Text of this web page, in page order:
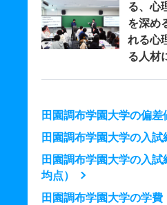
る、心
を深め
れる心
る人材
田園調布学園大学の偏
田園調布学園大学の入試
田園調布学園大学の入
均点）
田園調布学園大学の学